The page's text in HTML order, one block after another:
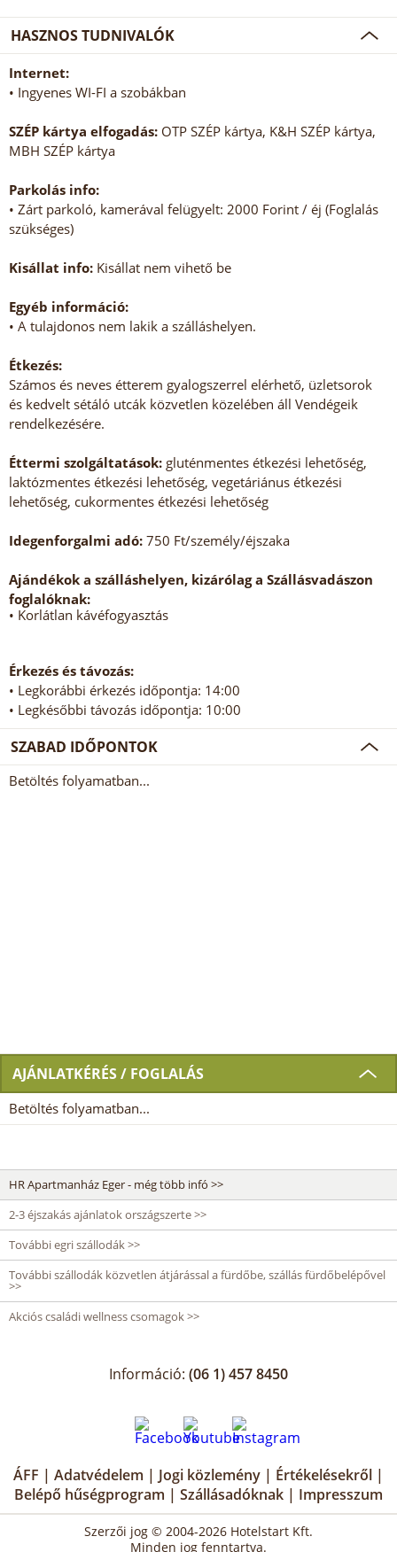
HASZNOS TUDNIVALÓK
Internet:
• Ingyenes WI-FI a szobákban
SZÉP kártya elfogadás: OTP SZÉP kártya, K&H SZÉP kártya,
MBH SZÉP kártya
Parkolás info:
• Zárt parkoló, kamerával felügyelt: 2000 Forint / éj (Foglalás
szükséges)
Kisállat info: Kisállat nem vihető be
Egyéb információ:
• A tulajdonos nem lakik a szálláshelyen.
Étkezés:
Számos és neves étterem gyalogszerrel elérhető, üzletsorok
és kedvelt sétáló utcák közvetlen közelében áll Vendégeik
rendelkezésére.
Éttermi szolgáltatások: gluténmentes étkezési lehetőség,
laktózmentes étkezési lehetőség, vegetáriánus étkezési
lehetőség, cukormentes étkezési lehetőség
Idegenforgalmi adó: 750 Ft/személy/éjszaka
Ajándékok a szálláshelyen, kizárólag a Szállásvadászon
foglalóknak:
• Korlátlan kávéfogyasztás
Érkezés és távozás:
• Legkorábbi érkezés időpontja: 14:00
• Legkésőbbi távozás időpontja: 10:00
SZABAD IDŐPONTOK
Betöltés folyamatban...
AJÁNLATKÉRÉS / FOGLALÁS
Betöltés folyamatban...
HR Apartmanház Eger - még több infó >>
2-3 éjszakás ajánlatok országszerte >>
További egri szállodák >>
További szállodák közvetlen átjárással a fürdőbe, szállás fürdőbelépővel
>>
Akciós családi wellness csomagok >>
Információ: (06 1) 457 8450
ÁFF | Adatvédelem | Jogi közlemény | Értékelésekről |
Belépő hűségprogram | Szállásadóknak | Impresszum
Szerzői jog © 2004-2026 Hotelstart Kft.
Minden jog fenntartva.